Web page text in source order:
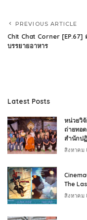
PREVIOUS ARTICLE
Chit Chat Corner [EP.67]
บรรยายอาหาร
Latest Posts
หน่วยวิ
ถ่ายทอ
สำนักป
สิงหาคม
The
สิงหาคม